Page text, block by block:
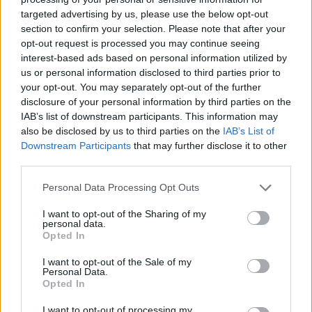
targeted advertising by us, please use the below opt-out
section to confirm your selection. Please note that after your
opt-out request is processed you may continue seeing
interest-based ads based on personal information utilized by
us or personal information disclosed to third parties prior to
your opt-out. You may separately opt-out of the further
disclosure of your personal information by third parties on the
IAB’s list of downstream participants. This information may
also be disclosed by us to third parties on the IAB’s List of
Downstream Participants that may further disclose it to other
Please note that this website/app uses one or more Google
not limited to your visit or usage behaviour. You may click to
grant or deny consent to Google and its third-party tags to
use your data for below specified purposes in below Google
consent section.
Personal Data Processing Opt Outs
I want to opt-out of the Sharing of my
personal data.
Opted In
I want to opt-out of the Sale of my
Personal Data.
Opted In
I want to opt-out of processing my
2019 έχουν δημιουργηθεί 500.000 νέες θέσεις
εργασίας.
«Πέρσι υποσχέθηκα ένα διαφανές σύστημα για την
επιλογή στο Δημόσιο. Έγινε πράξη από τη δική μας
κυβέρνηση», είπε ο πρωθυπουργός.
Και αναφερόμενος στα μέτρα φορολογικής
δικαιοσύνης είπε ότι «το κάναμε παρά το πολιτικό
κόστος. Το κάναμε γιατί ήταν το σωστό».
«Στόχος μας η αύξηση του διαθέσιμου
εισοδήματος και της απασχόλησης»
Παράλληλα σημείωσε: «Κάναμε τομές, όπως τα μη
κρατικά πανεπιστήμια και η επιστολική ψήφος.